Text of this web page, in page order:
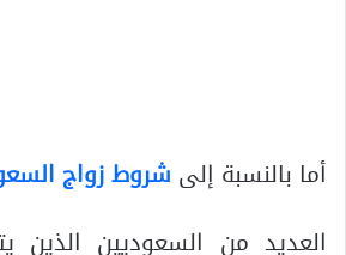
أما بالنسبة إلى شروط زواج
العديد من السعوديين الذين